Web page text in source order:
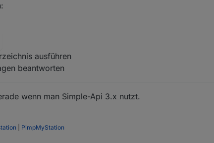
ausführen
beantworten
wenn man Simple-Api 3.x nutzt.
PimpMyStation